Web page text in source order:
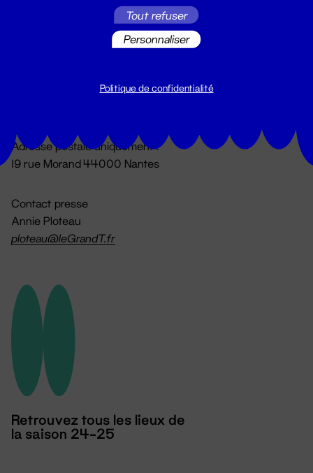
Du lundi au vendredi 14h → 18h
Adresse postale uniquement :
19 rue Morand 44000 Nantes
Contact presse
Annie Ploteau
ploteau@leGrandT.fr
Retrouvez tous les lieux de
la saison 24-25
Tout refuser
Personnaliser
Politique de confidentialité